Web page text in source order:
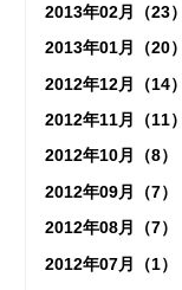
2013年02月（23）
2013年01月（20）
2012年12月（14）
2012年11月（11）
2012年10月（8）
2012年09月（7）
2012年08月（7）
2012年07月（1）